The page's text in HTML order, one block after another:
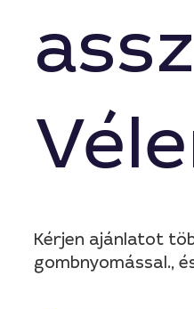
Kérjen ajánlatot
gombnyomással.,